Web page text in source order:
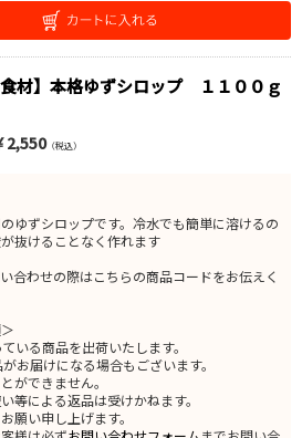
食材】本格ゆずシロップ １１００ｇ
2,550（税込）
ゆずシロップです。冷水でも簡単に溶けるの
抜けることなく作れます
わせの際はこちらの商品コードをお伝えく
いる商品を出荷いたします。
届けになる場合もございます。
ができません。
による返品は受けかねます。
願い申し上げます。